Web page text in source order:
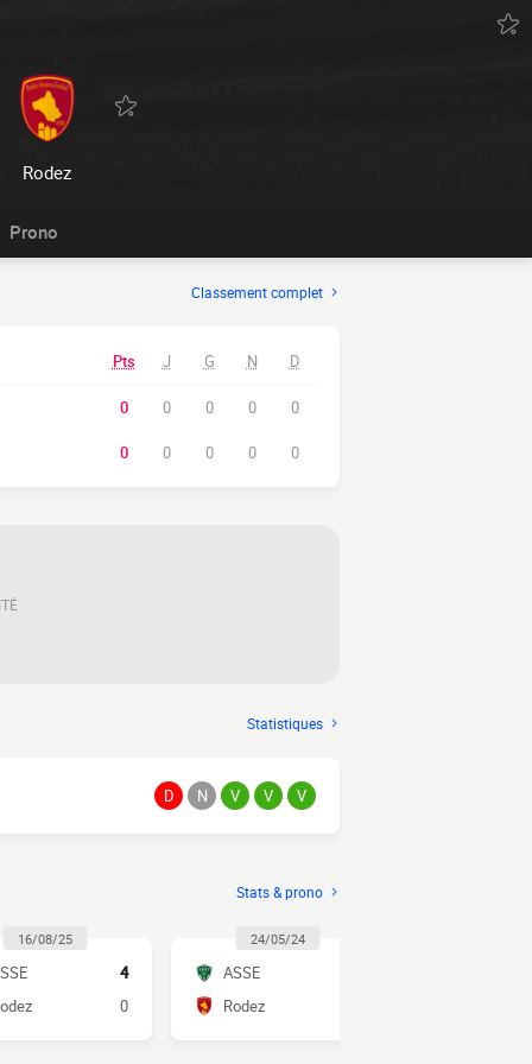
Rodez
Prono
Classement complet
Pts J G N D
0 0 0 0 0
0 0 0 0 0
Statistiques
D N V V V
Stats & prono
16/08/25
4
0
24/05/24
ASSE
Rodez